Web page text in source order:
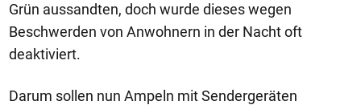
Grün aussandten, doch wurde dieses wegen
Beschwerden von Anwohnern in der Nacht oft
deaktiviert.
Darum sollen nun Ampeln mit Sendergeräten